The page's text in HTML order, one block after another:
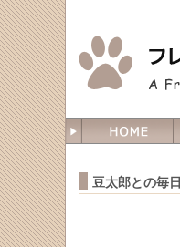
豆太郎との毎日